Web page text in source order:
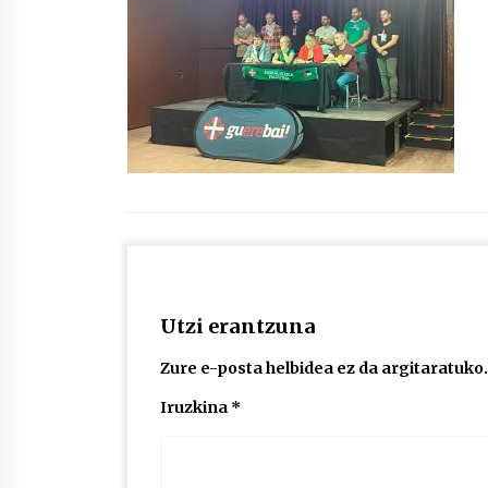
protagonista
2026/07/16
POTTO: San Pedro jaietako bertso-
saioa
2026/07/09
Utzi erantzuna
Zure e-posta helbidea ez da argitaratuko.
Iruzkina *